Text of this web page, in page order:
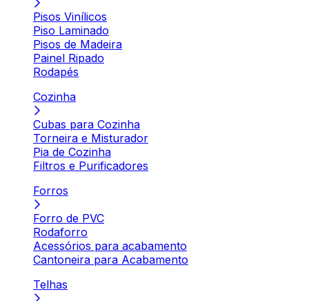
Pisos Vinílicos
Piso Laminado
Pisos de Madeira
Painel Ripado
Rodapés
Cozinha
Cubas para Cozinha
Torneira e Misturador
Pia de Cozinha
Filtros e Purificadores
Forros
Forro de PVC
Rodaforro
Acessórios para acabamento
Cantoneira para Acabamento
Telhas